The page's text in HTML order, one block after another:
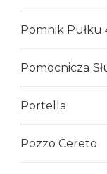
Pomnik Pułku
Pomocnicza
Portella
Pozzo Cereto